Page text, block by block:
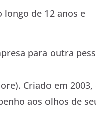
de 12 anos e
para outra
Criado em 2003,
aos olhos de